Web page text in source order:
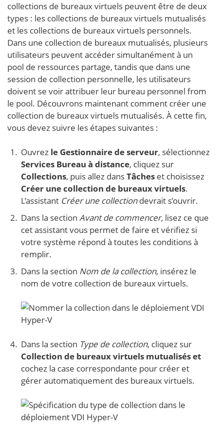
collections de bureaux virtuels peuvent être de deux
types : les collections de bureaux virtuels mutualisés
et les collections de bureaux virtuels personnels.
Dans une collection de bureaux mutualisés, plusieurs
utilisateurs peuvent accéder simultanément à un
pool de ressources partage, tandis que dans une
session de collection personnelle, les utilisateurs
doivent se voir attribuer leur bureau personnel from
le pool. Découvrons maintenant comment créer une
collection de bureaux virtuels mutualisés. À cette fin,
vous devez suivre les étapes suivantes :
Ouvrez le Gestionnaire de serveur, sélectionnez
Services Bureau à distance, cliquez sur
Collections, puis allez dansTâches et choisissez
Créer une collection de bureaux virtuels.
L’assistant Créer une collectiondevrait s’ouvrir.
Dans la section Avant de commencer, lisez ce que
cet assistant vous permet de faire et vérifiez si
votre système répond à toutes les conditions à
remplir.
Dans la section Nom de la collection, insérez le
nom de votre collection de bureaux virtuels.
Dans la section Type de collection, cliquez sur
Collection de bureaux virtuels mutualisés et
cochez la case correspondante pour créer et
gérer automatiquement des bureaux virtuels.